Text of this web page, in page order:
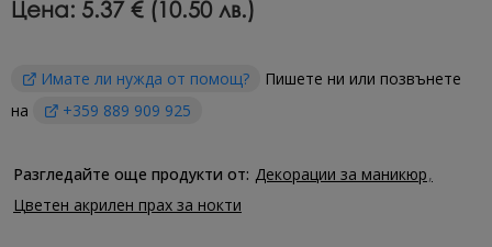
Цена: 5.37 € (10.50 лв.)
Имате ли нужда от помощ?
Пишете ни или позвънете
на
+359 889 909 925
Разгледайте още продукти от: Декорации за маникюр
Цветен акрилен прах за нокти